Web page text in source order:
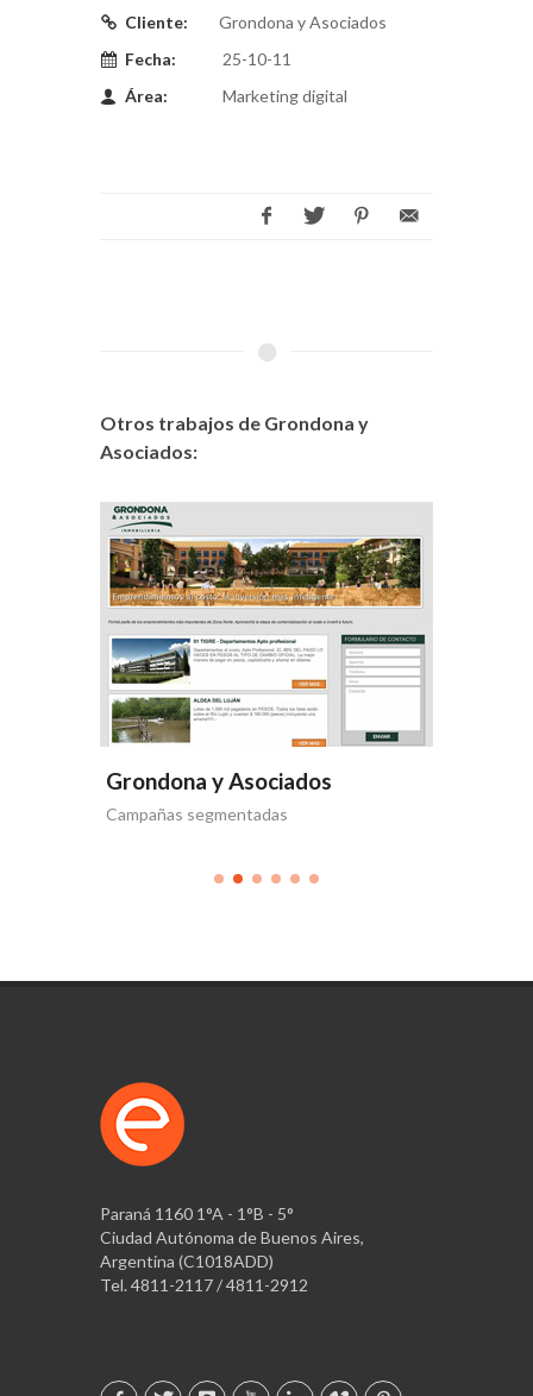
Cliente:
Grondona y Asociados
Fecha:
25-10-11
Área:
Marketing digital
Otros trabajos de Grondona y
Asociados:
Grondona y Asociados
Campañas segmentadas
Paraná 1160 1°A - 1°B - 5°
Ciudad Autónoma de Buenos Aires,
Argentina (C1018ADD)
Tel. 4811-2117 / 4811-2912